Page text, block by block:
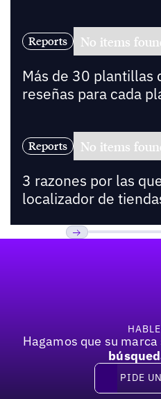
Reports No items
Más de 30 plantillas
reseñas para cada
Reports No items
3 razones por las
localizador de
Hagamos que su
Pide una
PIDE